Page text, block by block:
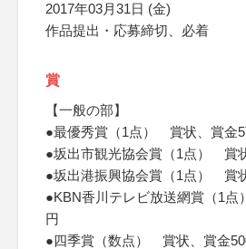
2017年03月31日 (金)
作品提出・応募締切、必着
賞
【一般の部】
●最優秀賞（1点） 賞状、賞金
●坂出市観光協会賞（1点） 賞
●坂出港振興協会賞（1点） 賞
●KBN香川テレビ放送網賞（1
円
●四季賞（数点） 賞状、賞金